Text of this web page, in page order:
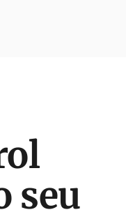
seu